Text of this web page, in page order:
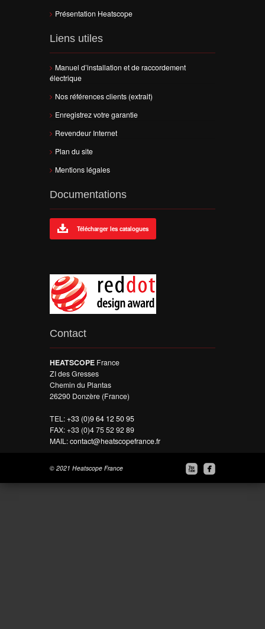
Présentation Heatscope
Liens utiles
Manuel d’installation et de raccordement
électrique
Nos références clients (extrait)
Enregistrez votre garantie
Revendeur Internet
Plan du site
Mentions légales
Documentations
Télécharger les catalogues
Contact
HEATSCOPE France
ZI des Gresses
Chemin du Plantas
26290 Donzère (France)
TEL:+33 (0)9 64 12 50 95
FAX: +33 (0)4 75 52 92 89
MAIL:contact@heatscopefrance.fr


© 2021 Heatscope France